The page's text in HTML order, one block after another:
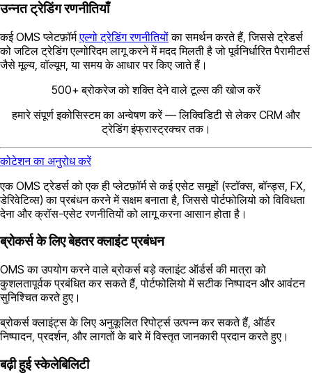
उन्नत ट्रेडिंग रणनीतियाँ
कई OMS प्लेटफ़ॉर्मएल्गो ट्रेडिंग रणनीतियोंका समर्थन करते हैं, जिससे ट्रेडर्स
को जटिल ट्रेडिंग एल्गोरिदम लागू करने में मदद मिलती है जो पूर्वनिर्धारित पैरामीटर्स
जैसे मूल्य, वॉल्यूम, या समय के आधार पर किए जाते हैं।
500+ ब्रोकरेज को शक्ति देने वाले टूल्स की खोज करें
हमारे संपूर्ण इकोसिस्टम का अन्वेषण करें — लिक्विडिटी से लेकर CRM और
ट्रेडिंग इंफ्रास्ट्रक्चर तक।
कोटेशन का अनुरोध करें
एक OMS ट्रेडर्स को एक ही प्लेटफ़ॉर्म से कई एसेट समूहों (स्टॉक्स, बॉन्ड्स, FX,
डेरिवेटिव्स) का प्रबंधन करने में सक्षम बनाता है, जिससे पोर्टफोलियो को विविधता
देना और क्रॉस-एसेट रणनीतियों को लागू करना आसान होता है।
ब्रोकर्स के लिए बेहतर क्लाइंट प्रबंधन
OMS का उपयोग करने वाले ब्रोकर्स बड़े क्लाइंट ऑर्डर्स की मात्रा को
कुशलतापूर्वक प्रबंधित कर सकते हैं, पोर्टफोलियो में सटीक निष्पादन और आवंटन
सुनिश्चित करते हुए।
ब्रोकर्स क्लाइंट्स के लिए अनुकूलित रिपोर्ट्स उत्पन्न कर सकते हैं, ऑर्डर
निष्पादन, प्रदर्शन, और लागतों के बारे में विस्तृत जानकारी प्रदान करते हुए।
बढ़ी हुई स्केलेबिलिटी